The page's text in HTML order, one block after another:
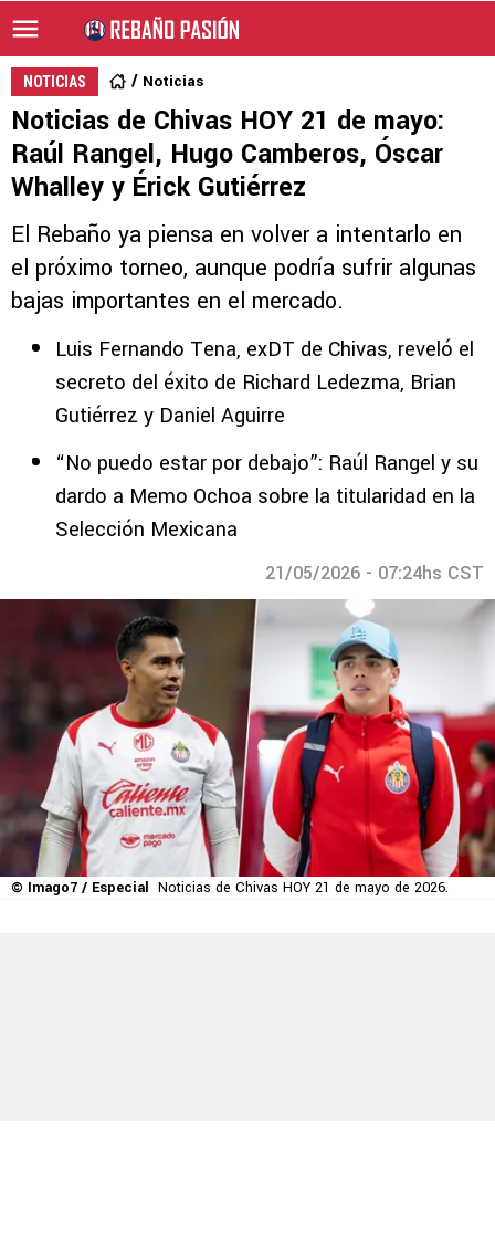
NOTICIAS Noticias
Noticias de Chivas HOY 21 de mayo:
Raúl Rangel, Hugo Camberos, Óscar
Whalley y Érick Gutiérrez
El Rebaño ya piensa en volver a intentarlo en
el próximo torneo, aunque podría sufrir algunas
bajas importantes en el mercado.
Luis Fernando Tena, exDT de Chivas, reveló el
secreto del éxito de Richard Ledezma, Brian
Gutiérrez y Daniel Aguirre
“No puedo estar por debajo”: Raúl Rangel y su
dardo a Memo Ochoa sobre la titularidad en la
Selección Mexicana
21/05/2026 - 07:24hs CST
© Imago7 / Especial Noticias de Chivas HOY 21 de mayo de 2026.